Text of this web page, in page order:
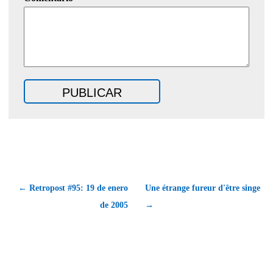
← Retropost #95: 19 de enero
de 2005
Une étrange fureur d'être singe
→